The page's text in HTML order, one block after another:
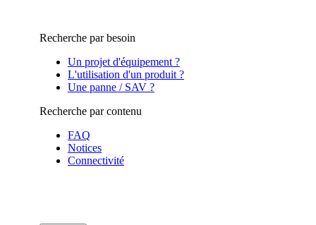
Recherche par besoin
Un projet d'équipement ?
L'utilisation d'un produit ?
Une panne / SAV ?
Recherche par contenu
FAQ
Notices
Connectivité